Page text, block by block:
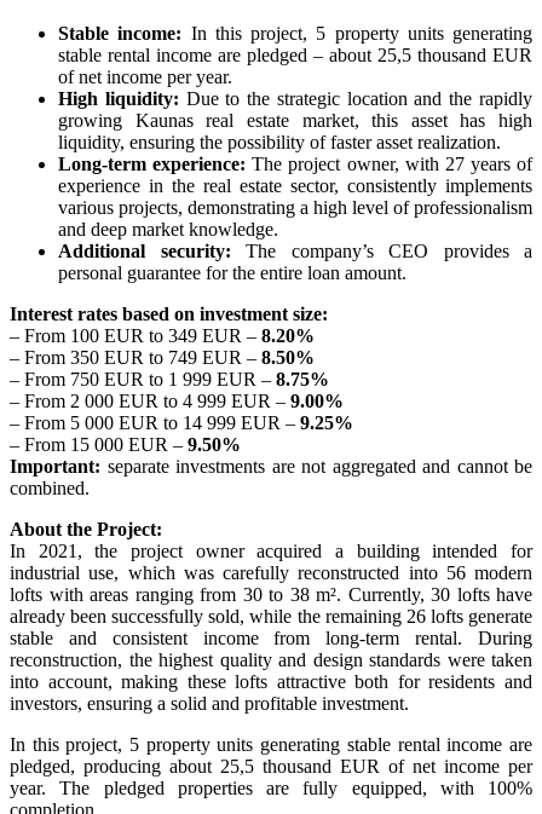
Stable income: In this project, 5 property units generating
stable rental income are pledged – about 25,5 thousand EUR
of net income per year.
High liquidity: Due to the strategic location and the rapidly
growing Kaunas real estate market, this asset has high
liquidity, ensuring the possibility of faster asset realization.
Long-term experience:The project owner, with 27 years of
experience in the real estate sector, consistently implements
various projects, demonstrating a high level of professionalism
and deep market knowledge.
Additional security: The company’s CEO provides a
personal guarantee for the entire loan amount.
Interest rates based on investment size:
– From 100 EUR to 349 EUR – 8.20%
– From 350 EUR to 749 EUR – 8.50%
– From 750 EUR to 1 999 EUR – 8.75%
– From 2 000 EUR to 4 999 EUR – 9.00%
– From 5 000 EUR to 14 999 EUR – 9.25%
– From 15 000 EUR – 9.50%
Important: separate investments are not aggregated and cannot be
combined.
About the Project:
In 2021, the project owner acquired a building intended for
industrial use, which was carefully reconstructed into 56 modern
lofts with areas ranging from 30 to 38 m². Currently, 30 lofts have
already been successfully sold, while the remaining 26 lofts generate
stable and consistent income from long-term rental. During
reconstruction, the highest quality and design standards were taken
into account, making these lofts attractive both for residents and
investors, ensuring a solid and profitable investment.
In this project, 5 property units generating stable rental income are
pledged, producing about 25,5 thousand EUR of net income per
year. The pledged properties are fully equipped, with 100%